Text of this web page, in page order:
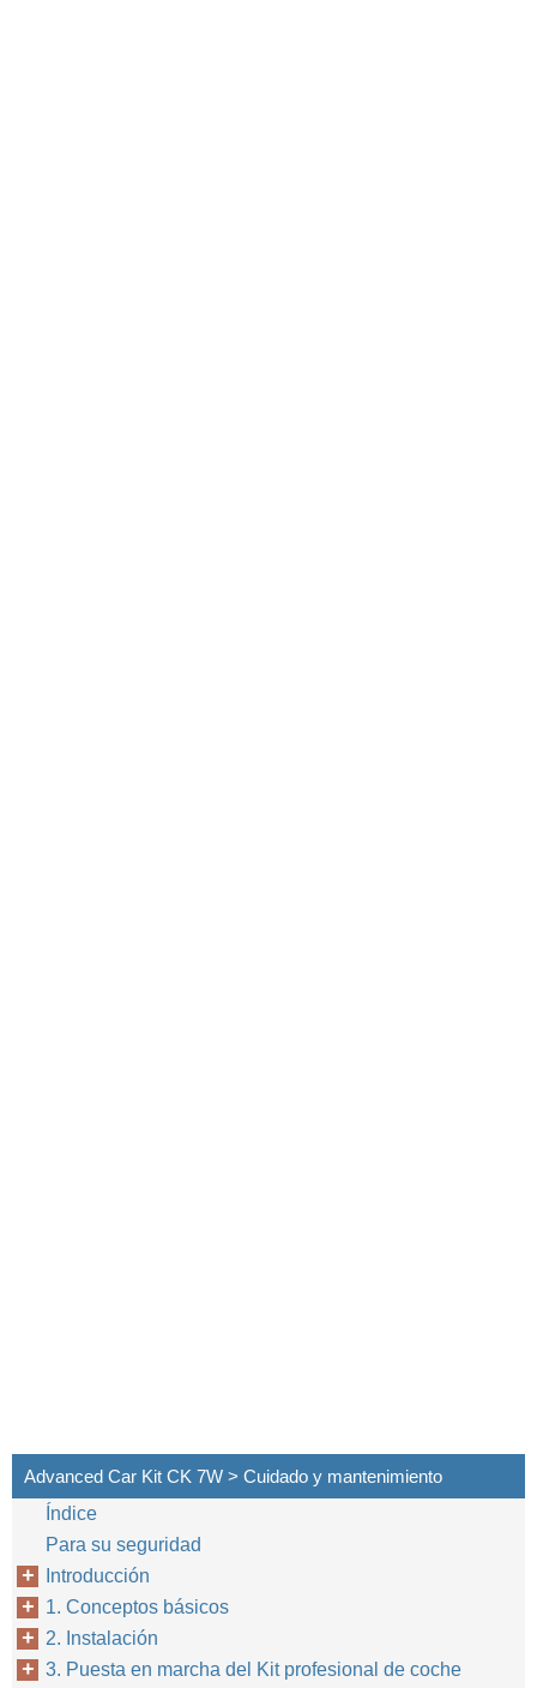
Advanced Car Kit CK 7W > Cuidado y mantenimiento
Índice
Para su seguridad
Introducción
1. Conceptos básicos
2. Instalación
3. Puesta en marcha del Kit profesional de coche